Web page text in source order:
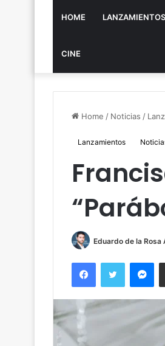
HOME LANZAMIENTOS
CINE
Home / Noticias /
Lanzamientos
Eduardo de la Rosa
FacebookTwitter